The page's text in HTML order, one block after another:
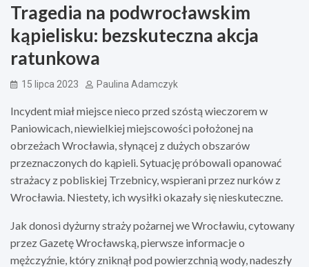
Tragedia na podwrocławskim
kąpielisku: bezskuteczna akcja
ratunkowa
15 lipca 2023 Paulina Adamczyk
Incydent miał miejsce nieco przed szóstą wieczorem w
Paniowicach, niewielkiej miejscowości położonej na
obrzeżach Wrocławia, słynącej z dużych obszarów
przeznaczonych do kąpieli. Sytuację próbowali opanować
strażacy z pobliskiej Trzebnicy, wspierani przez nurków z
Wrocławia. Niestety, ich wysiłki okazały się nieskuteczne.
Jak donosi dyżurny straży pożarnej we Wrocławiu, cytowany
przez Gazetę Wrocławską, pierwsze informacje o
mężczyźnie, który zniknął pod powierzchnią wody, nadeszły